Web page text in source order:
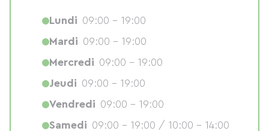
Lundi 09:00 - 19:00
Mardi 09:00 - 19:00
Mercredi 09:00 - 19:00
Jeudi 09:00 - 19:00
Vendredi 09:00 - 19:00
Samedi 09:00 - 19:00 / 10:00 - 14:00